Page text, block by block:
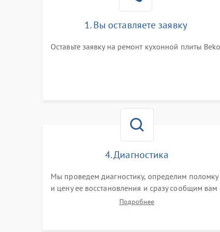
1. Вы оставляете заявку
Оставьте заявку на ремонт кухонной плиты Beko
4. Диагностика
Мы проведем диагностику, определим поломку
и цену ее восстановления и сразу сообщим вам
о сроках ее починкиПодробнее